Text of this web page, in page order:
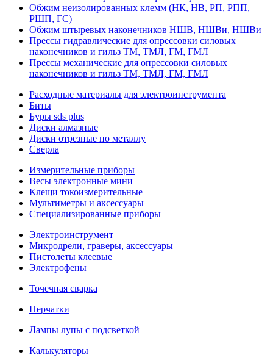
Обжим неизолированных клемм (НК, НВ, РП, РПП,
РШП, ГС)
Обжим штыревых наконечников НШВ, НШВи, НШВи
Прессы гидравлические для опрессовки силовых
наконечников и гильз ТМ, ТМЛ, ГМ, ГМЛ
Прессы механические для опрессовки силовых
наконечников и гильз ТМ, ТМЛ, ГМ, ГМЛ
Расходные материалы для электроинструмента
Биты
Буры sds plus
Диски алмазные
Диски отрезные по металлу
Сверла
Измерительные приборы
Весы электронные мини
Клещи токоизмерительные
Мультиметры и аксессуары
Специализированные приборы
Электроинструмент
Микродрели, граверы, аксессуары
Пистолеты клеевые
Электрофены
Точечная сварка
Перчатки
Лампы лупы с подсветкой
Калькуляторы